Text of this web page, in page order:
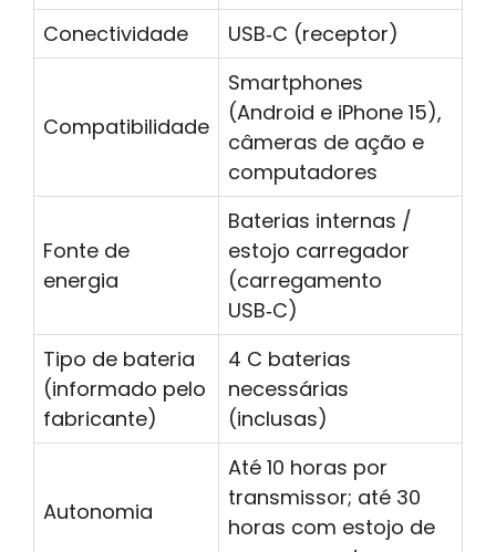
Conectividade USB‑C (receptor)
Compatibilidade
Smartphones
(Android e iPhone 15),
câmeras de ação e
computadores
Fonte de
energia
Baterias internas /
estojo carregador
(carregamento
USB‑C)
Tipo de bateria
(informado pelo
fabricante)
4 C baterias
necessárias
(inclusas)
Autonomia
Até 10 horas por
transmissor; até 30
horas com estojo de